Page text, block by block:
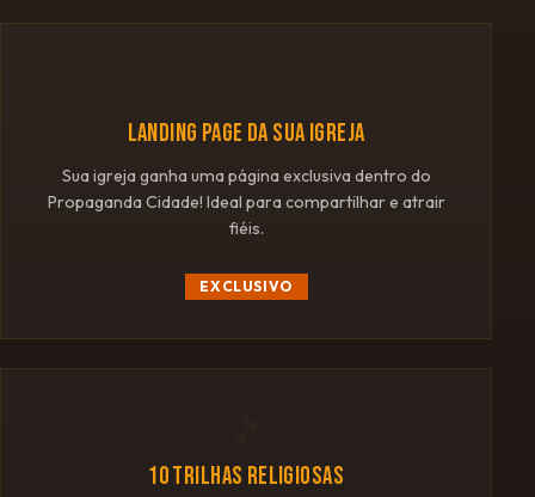
LANDING PAGE DA SUA IGREJA
Sua igreja ganha uma página exclusiva dentro do
Propaganda Cidade! Ideal para compartilhar e atrair
fiéis.
EXCLUSIVO
10 TRILHAS RELIGIOSAS